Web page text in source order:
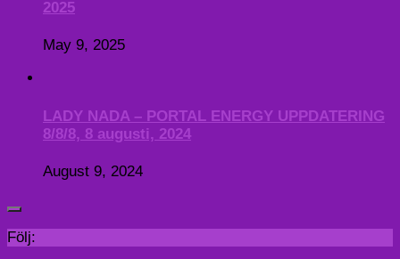
2025
May 9, 2025
LADY NADA – PORTAL ENERGY UPPDATERING
8/8/8, 8 augusti, 2024
August 9, 2024
Följ: